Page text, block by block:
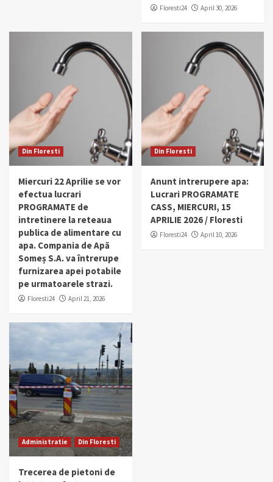
Floresti24 April 30, 2026
Din Floresti
Miercuri 22 Aprilie se vor
efectua lucrari
PROGRAMATE de
intretinere la reteaua
publica de alimentare cu
apa. Compania de Apă
Someș S.A. va întrerupe
furnizarea apei potabile
pe urmatoarele strazi.
Floresti24 April 21, 2026
Din Floresti
Anunt intrerupere apa:
Lucrari PROGRAMATE
CASS, MIERCURI, 15
APRILIE 2026 / Floresti
Floresti24 April 10, 2026
Administratie Din Floresti
Trecerea de pietoni de